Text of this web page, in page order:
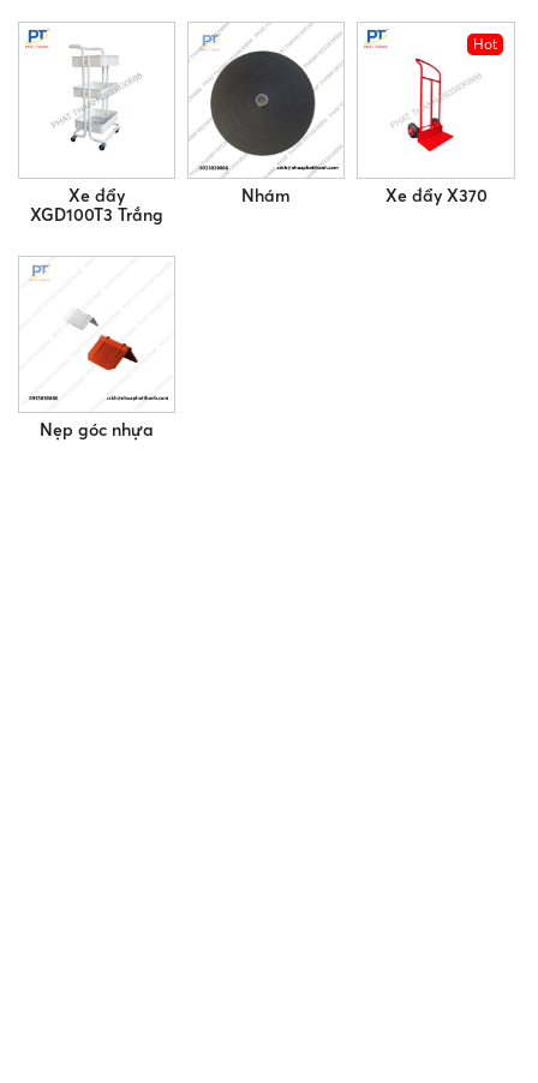
Xe đẩy
XGD100T3 Trắng
Nhám
Hot
Xe đẩy X370
Nẹp góc nhựa